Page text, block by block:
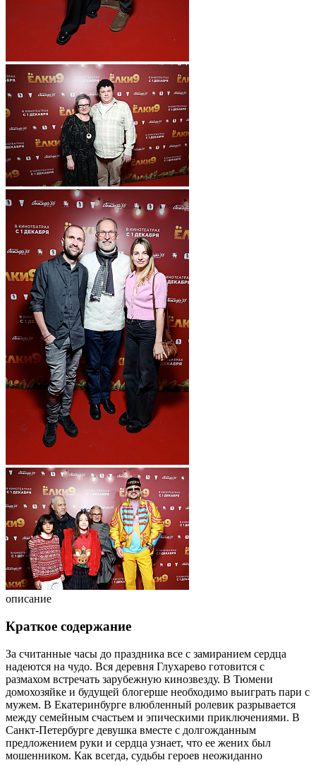
описание
Краткое содержание
За считанные часы до праздника все с замиранием сердца
надеются на чудо. Вся деревня Глухарево готовится с
размахом встречать зарубежную кинозвезду. В Тюмени
домохозяйке и будущей блогерше необходимо выиграть пари с
мужем. В Екатеринбурге влюбленный ролевик разрывается
между семейным счастьем и эпическими приключениями. В
Санкт-Петербурге девушка вместе с долгожданным
предложением руки и сердца узнает, что ее жених был
мошенником. Как всегда, судьбы героев неожиданно